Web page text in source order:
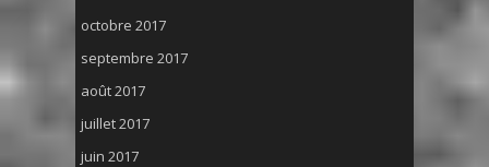
octobre 2017
septembre 2017
août 2017
juillet 2017
juin 2017